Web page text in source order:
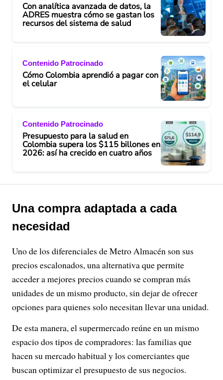
Con analítica avanzada de datos, la
ADRES muestra cómo se gastan los
recursos del sistema de salud
Contenido Patrocinado
Cómo Colombia aprendió a pagar con
el celular
Contenido Patrocinado
Presupuesto para la salud en
Colombia supera los $115 billones en
2026: así ha crecido en cuatro años
Una compra adaptada a cada
necesidad
Uno de los diferenciales de Metro Almacén son sus
precios escalonados, una alternativa que permite
acceder a mejores precios cuando se compran más
unidades de un mismo producto, sin dejar de ofrecer
opciones para quienes solo necesitan llevar una unidad.
De esta manera, el supermercado reúne en un mismo
espacio dos tipos de compradores: las familias que
hacen su mercado habitual y los comerciantes que
buscan optimizar el presupuesto de sus negocios.